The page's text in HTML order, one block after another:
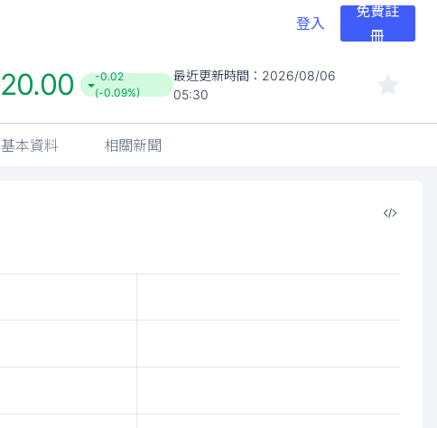
登入
免費註
冊
20.00
-0.02
(-0.09%)
最近更新時間： 2026/08/06
05:30
基本資料 相關新聞